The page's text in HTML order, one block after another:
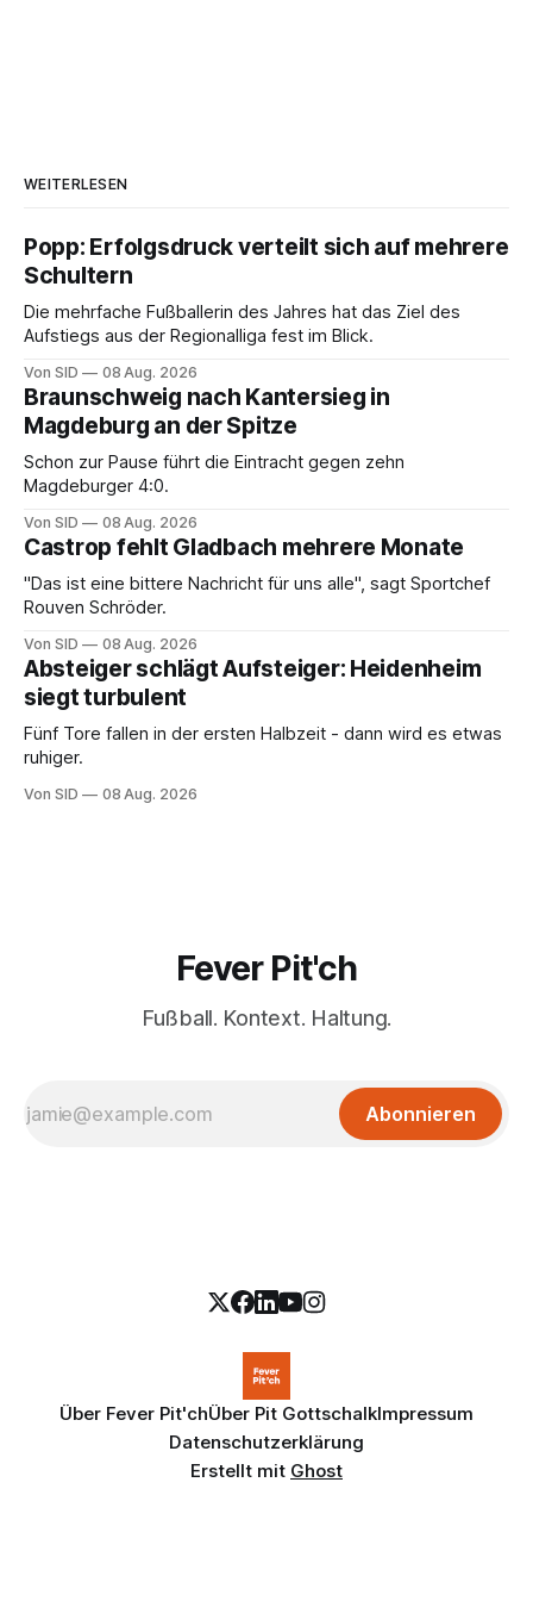
WEITERLESEN
Popp: Erfolgsdruck verteilt sich auf mehrere
Schultern
Die mehrfache Fußballerin des Jahres hat das Ziel des
Aufstiegs aus der Regionalliga fest im Blick.
Von SID 08 Aug. 2026
Braunschweig nach Kantersieg in
Magdeburg an der Spitze
Schon zur Pause führt die Eintracht gegen zehn
Magdeburger 4:0.
Von SID 08 Aug. 2026
Castrop fehlt Gladbach mehrere Monate
"Das ist eine bittere Nachricht für uns alle", sagt Sportchef
Rouven Schröder.
Von SID 08 Aug. 2026
Absteiger schlägt Aufsteiger: Heidenheim
siegt turbulent
Fünf Tore fallen in der ersten Halbzeit - dann wird es etwas
ruhiger.
Von SID 08 Aug. 2026
Fever Pit'ch
Fußball. Kontext. Haltung.
Abonnieren
Über Fever Pit'chÜber Pit GottschalkImpressum
Datenschutzerklärung
Erstellt mit Ghost